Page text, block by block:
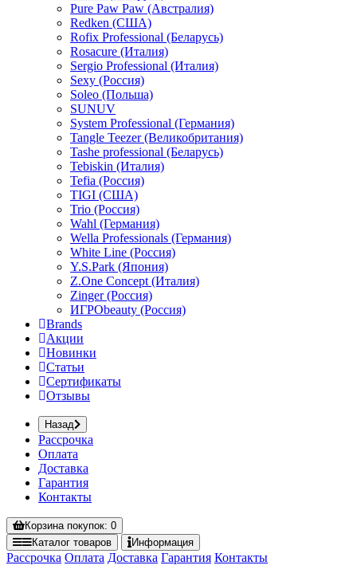
Pure Paw Paw (Австралия)
Redken (США)
Rofix Professional (Беларусь)
Rosacure (Италия)
Sergio Professional (Италия)
Sexy (Россия)
Soleo (Польша)
SUNUV
System Professional (Германия)
Tangle Teezer (Великобритания)
Tashe professional (Беларусь)
Tebiskin (Италия)
Tefia (Россия)
TIGI (США)
Trio (Россия)
Wahl (Германия)
Wella Professionals (Германия)
White Line (Россия)
Y.S.Park (Япония)
Z.One Concept (Италия)
Zinger (Россия)
ИГРОbeauty (Россия)
Brands
Акции
Новинки
Статьи
Сертификаты
Отзывы
Назад
Рассрочка
Оплата
Доставка
Гарантия
Контакты
Корзинапокупок: 0
Каталог товаров Информация
Рассрочка Оплата Доставка Гарантия Контакты